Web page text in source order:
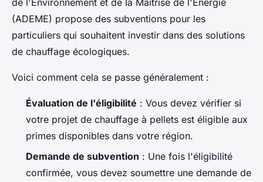
de l'Environnement et de la Maîtrise de l'Énergie
(ADEME) propose des subventions pour les
particuliers qui souhaitent investir dans des solutions
de chauffage écologiques.
Voici comment cela se passe généralement :
Évaluation de l'éligibilité : Vous devez vérifier si
votre projet de chauffage à pellets est éligible aux
primes disponibles dans votre région.
Demande de subvention : Une fois l'éligibilité
confirmée, vous devez soumettre une demande de